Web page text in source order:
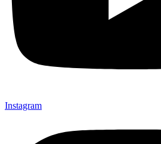
Instagram